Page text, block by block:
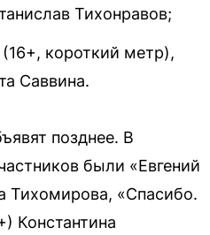
Тихонравов;
короткий метр),
Саввина.
позднее. В
были «Евгений
Тихомирова, «Спасибо.
Константина